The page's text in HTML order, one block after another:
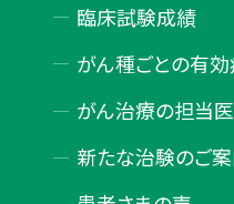
臨床試験成績
がん種ごとの有
がん治療の担当
新たな治験のご